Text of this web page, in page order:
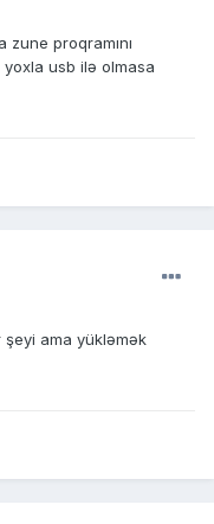
proqramını
yoxla usb ilə olmasa
ama yükləmək